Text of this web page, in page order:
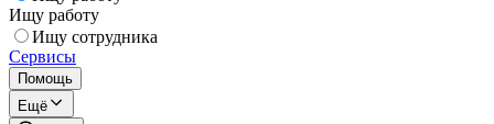
Ищу работу
Ищу сотрудника
Сервисы
Помощь
Ещё